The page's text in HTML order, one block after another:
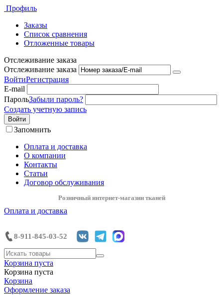
Профиль
Заказы
Список сравнения
Отложенные товары
Отслеживание заказа
Отслеживание заказа
ВойтиРегистрация
E-mail
ПарольЗабыли пароль?
Создать учетную запись
Войти
Запомнить
Оплата и доставка
О компании
Контакты
Статьи
Договор обслуживания
Розничный интернет-магазин тканей
Оплата и доставка
8-911-845-03-52
Корзина пуста
Корзина пуста
Корзина
Оформление заказа